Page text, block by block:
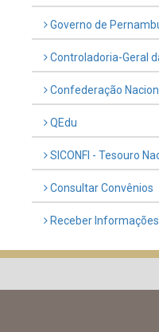
LINKS ÚTEIS
AMUPE
Governo de
Controladoria-Geral
Confederação
QEdu
SICONFI - Tesouro